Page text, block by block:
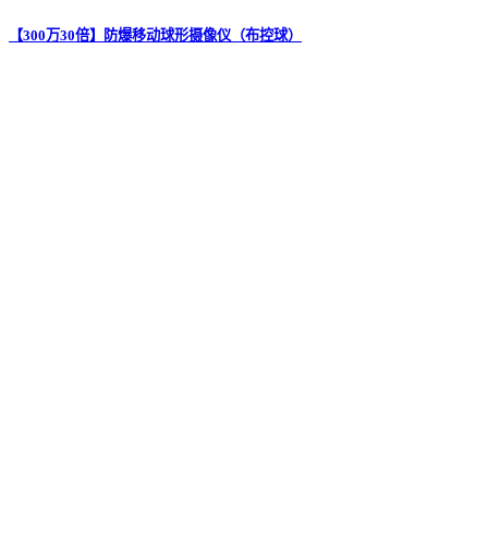
【300万30倍】防爆移动球形摄像仪（布控球）